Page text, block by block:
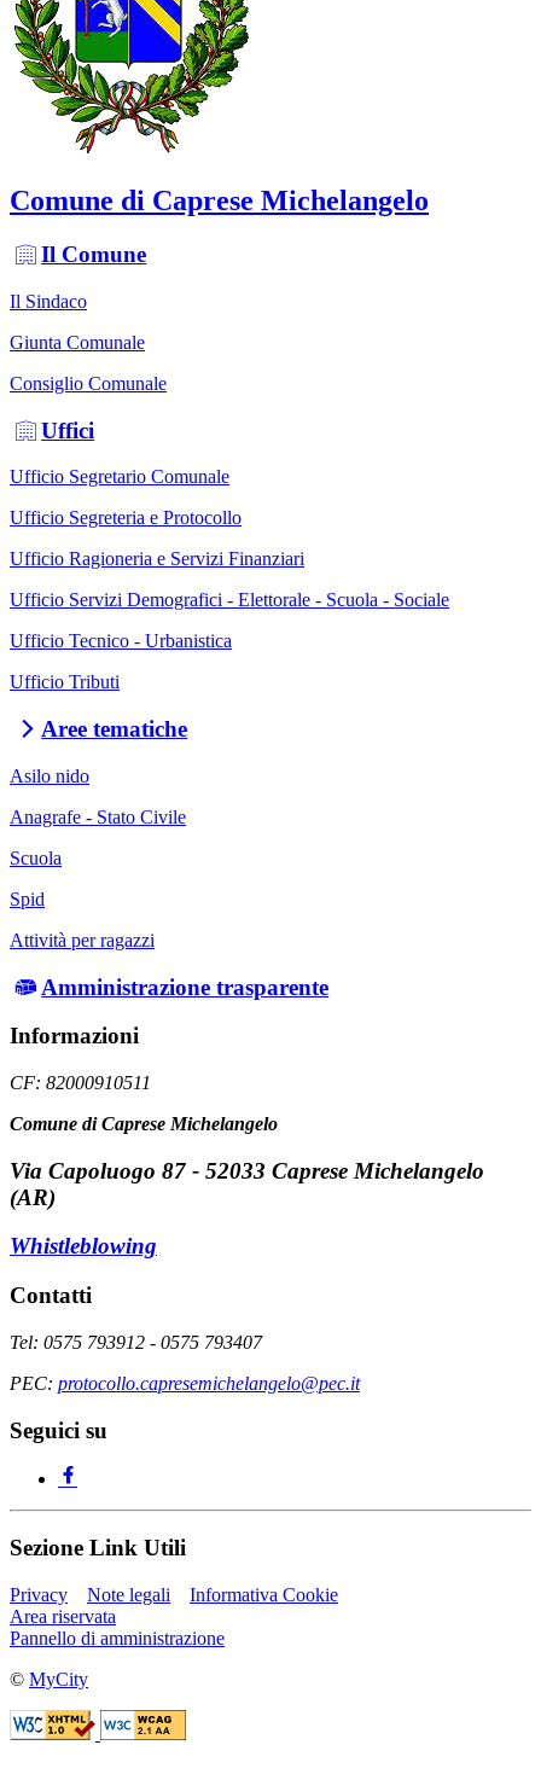
Comune di Caprese Michelangelo
Il Comune
Il Sindaco
Giunta Comunale
Consiglio Comunale
Uffici
Ufficio Segretario Comunale
Ufficio Segreteria e Protocollo
Ufficio Ragioneria e Servizi Finanziari
Ufficio Servizi Demografici - Elettorale - Scuola - Sociale
Ufficio Tecnico - Urbanistica
Ufficio Tributi
Aree tematiche
Asilo nido
Anagrafe - Stato Civile
Scuola
Spid
Attività per ragazzi
Amministrazione trasparente
Informazioni
CF: 82000910511
Comune di Caprese Michelangelo
Via Capoluogo 87 - 52033 Caprese Michelangelo
(AR)
Whistleblowing
Contatti
Tel: 0575 793912 - 0575 793407
PEC: protocollo.capresemichelangelo@pec.it
Seguici su
Sezione Link Utili
Privacy Note legali
Informativa Cookie
Area riservata
Pannello di amministrazione
© MyCity